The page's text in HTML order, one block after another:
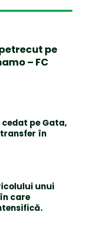
pe
– FC
pe Gata,
în
unui
care